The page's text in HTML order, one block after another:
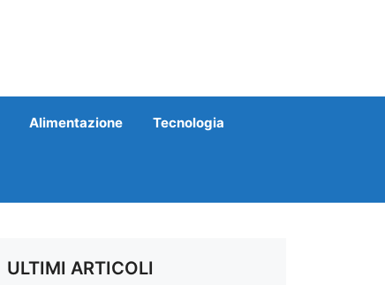
Alimentazione Tecnologia
ULTIMI ARTICOLI